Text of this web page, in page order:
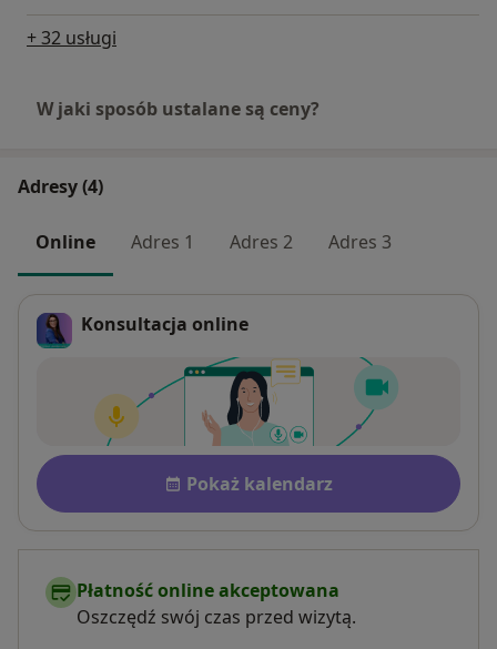
+ 32 usługi
W jaki sposób ustalane są ceny?
Adresy (4)
Online Adres 1 Adres 2 Adres 3
Konsultacja online
Płatność po konsultacji
Dostępność
Pokaż kalendarz
Płatność online akceptowana
Oszczędź swój czas przed wizytą.